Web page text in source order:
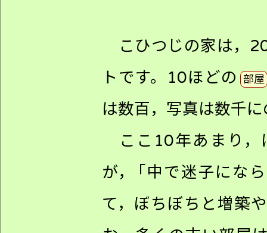
こひつじの家は，
トです。10ほどの 部屋
は数百，写真は数千
ここ10年あまり，
が，
「 中で迷子にな
て，ぼちぼちと増築